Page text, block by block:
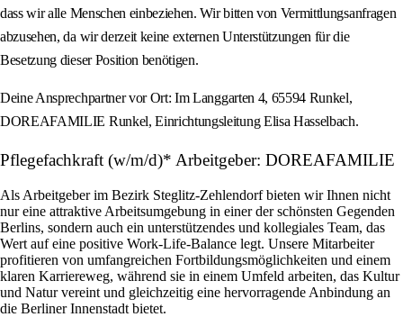
dass wir alle Menschen einbeziehen. Wir bitten von Vermittlungsanfragen
abzusehen, da wir derzeit keine externen Unterstützungen für die
Besetzung dieser Position benötigen.
Deine Ansprechpartner vor Ort: Im Langgarten 4, 65594 Runkel,
DOREAFAMILIE Runkel, Einrichtungsleitung Elisa Hasselbach.
Pflegefachkraft (w/m/d)* Arbeitgeber: DOREAFAMILIE
Als Arbeitgeber im Bezirk Steglitz-Zehlendorf bieten wir Ihnen nicht
nur eine attraktive Arbeitsumgebung in einer der schönsten Gegenden
Berlins, sondern auch ein unterstützendes und kollegiales Team, das
Wert auf eine positive Work-Life-Balance legt. Unsere Mitarbeiter
profitieren von umfangreichen Fortbildungsmöglichkeiten und einem
klaren Karriereweg, während sie in einem Umfeld arbeiten, das Kultur
und Natur vereint und gleichzeitig eine hervorragende Anbindung an
die Berliner Innenstadt bietet.